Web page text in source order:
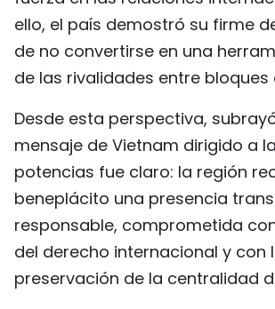
ello, el país demostró su firme
de no convertirse en una
de las rivalidades entre bloques
Desde esta perspectiva,
mensaje de Vietnam dirigido a
potencias fue claro: la región
beneplácito una presencia
responsable, comprometida
del derecho internacional y con
preservación de la centralidad